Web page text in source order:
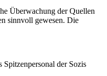
Überwachung der Quellen
sinnvoll gewesen. Die
Spitzenpersonal der Sozis